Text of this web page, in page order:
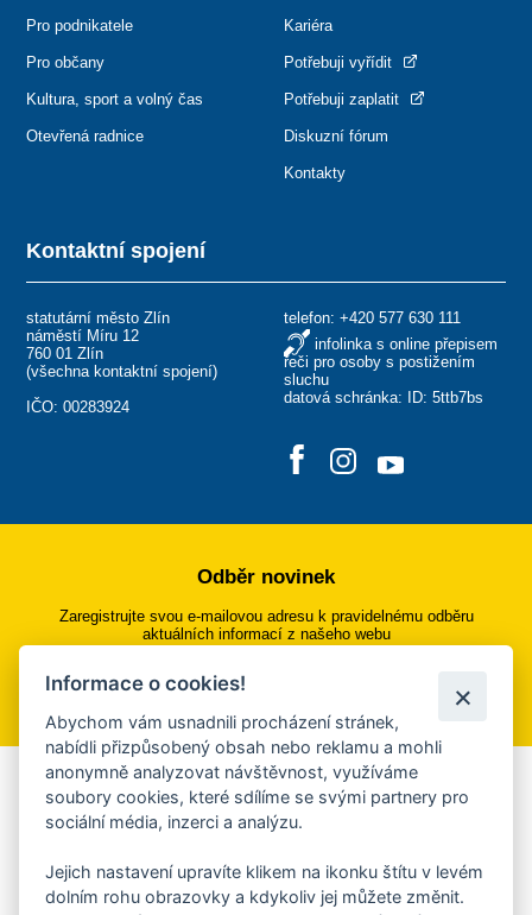
Kontaktní spojení
statutární město Zlín
náměstí Míru 12
760 01 Zlín
(všechna kontaktní spojení)
IČO: 00283924
telefon: +420 577 630 111
infolinka s online přepisem
řeči pro osoby s postižením
sluchu
datová schránka: ID: 5ttb7bs
Pro podnikatele
Pro občany
Kultura, sport a volný čas
Otevřená radnice
Kariéra
Potřebuji vyřídit
Potřebuji zaplatit
Diskuzní fórum
Kontakty
Odběr novinek
Zaregistrujte svou e-mailovou adresu k pravidelnému odběru
aktuálních informací z našeho webu
Přihlásit se k odběru
Aplikace Mobilní rozhlas
Chcete dostávat do svého mobilu či mailu upozornění na
ankety, pozvánky na kulturní a sportovní akce?
Více informací o aplikaci
Informace o cookies!
Abychom vám usnadnili procházení stránek,
nabídli přizpůsobený obsah nebo reklamu a mohli
anonymně analyzovat návštěvnost, využíváme
soubory cookies, které sdílíme se svými partnery pro
sociální média, inzerci a analýzu.
Jejich nastavení upravíte klikem na ikonku štítu v levém
dolním rohu obrazovky a kdykoliv jej můžete změnit.